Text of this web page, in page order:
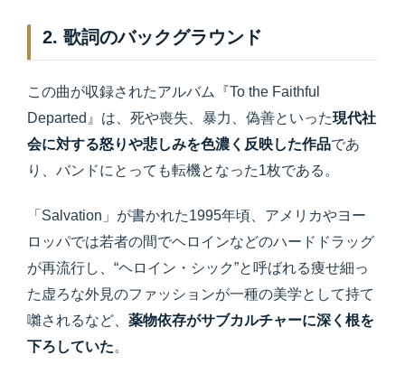
2. 歌詞のバックグラウンド
この曲が収録されたアルバム『To the Faithful
Departed』は、死や喪失、暴力、偽善といった現代社
会に対する怒りや悲しみを色濃く反映した作品であ
り、バンドにとっても転機となった1枚である。
「Salvation」が書かれた1995年頃、アメリカやヨー
ロッパでは若者の間でヘロインなどのハードドラッグ
が再流行し、“ヘロイン・シック”と呼ばれる痩せ細っ
た虚ろな外見のファッションが一種の美学として持て
囃されるなど、 薬物依存がサブカルチャーに深く根を
下ろしていた。